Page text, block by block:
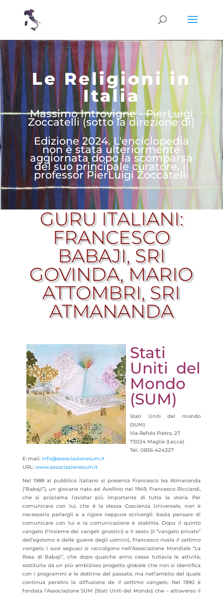
Le Religioni in
Italia
Massimo Introvigne - PierLuigi
Zoccatelli (sotto la direzione di)
Edizione 2024. L'enciclopedia
non è stata ulteriormente
aggiornata dopo la scomparsa
del suo principale curatore, il
professor PierLuigi Zoccatelli
GURU ITALIANI:
FRANCESCO
BABAJI, SRI
GOVINDA, MARIO
ATTOMBRI, SRI
ATMANANDA
Stati
Uniti del
Mondo
(SUM)
Stati Uniti del mondo
(SUM)
Via Refolo Pietro, 27
73024 Maglie (Lecce)
Tel.: 0836-424327
E-mail: info@associazionesum.it
URL: www.associazionesum.it
Nel 1988 al pubblico italiano si presenta Francesco Isa Atmananda
(“Babaji”), un giovane nato ad Avellino nel 1949, Francesco Ricciardi,
che si proclama l’avatar più importante di tutta la storia. Per
comunicare con lui, che è la stessa Coscienza Universale, non è
necessario parlargli e a rigore neppure scrivergli: basta pensare di
comunicare con lui e la comunicazione è stabilita. Dopo il quinto
vangelo (l’insieme dei vangeli gnostici) e il sesto (il “vangelo privato”
dell’egoismo e delle guerre degli uomini), Francesco rivelaIl settimo
vangelo. I suoi seguaci si raccolgono nell’Associazione Mondiale “La
Rosa di Babaji”, che dopo qualche anno cessa tuttavia le attività,
sostituita da un più ambizioso progetto globale che non si identifica
con i programmi e le dottrine del passato, ma nell’ambito del quale
continua peraltro la diffusione de Il settimo vangelo. Nel 1990 è
fondata l’Associazione SUM (Stati Uniti del Mondo) che – attraverso il